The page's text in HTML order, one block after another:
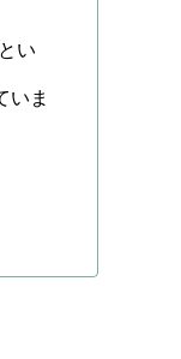
い
いま